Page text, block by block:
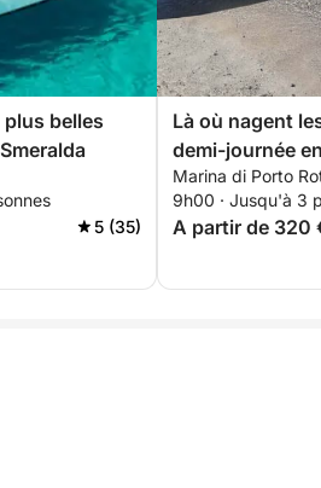
belles
5 (35)
Là où nagent
demi-journée
émerveillement
Marina di Porto
9h00 · Jusqu'à 3
A partir de 320